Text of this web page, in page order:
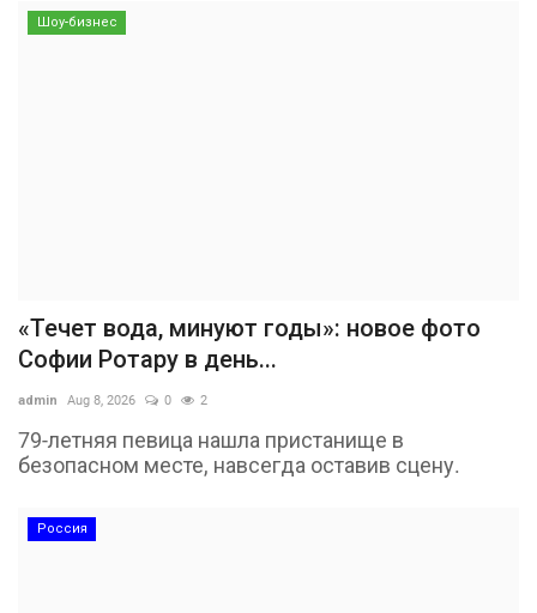
Шоу-бизнес
«Течет вода, минуют годы»: новое фото
Софии Ротару в день...
admin Aug 8, 2026 0 2
79-летняя певица нашла пристанище в
безопасном месте, навсегда оставив сцену.
Россия